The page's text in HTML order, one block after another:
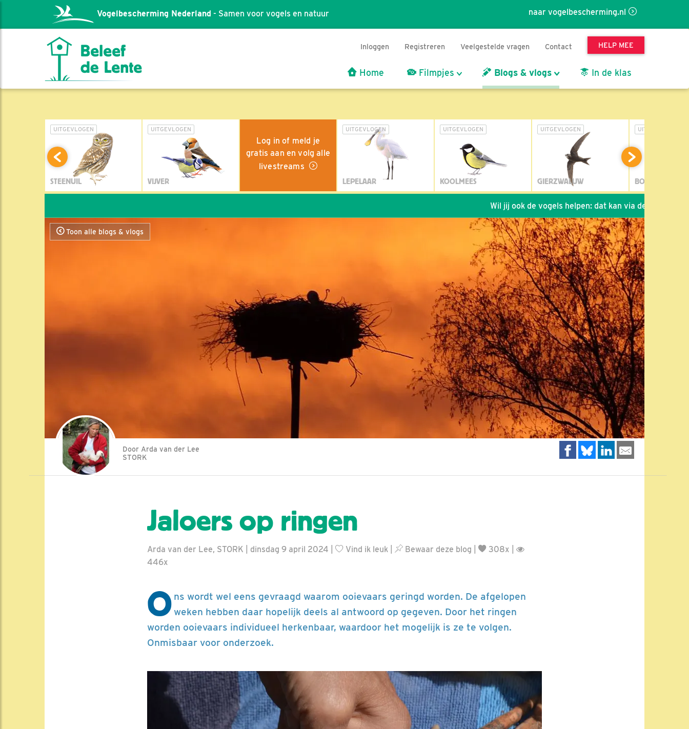
naar vogelbescherming.nl
Vogelbescherming Nederland - Samen voor vogels en natuur
Inloggen Registreren Veelgestelde vragen Contact HELP MEE
Home Filmpjes Blogs & vlogs In de klas
UITGEVLOGEN
STEENUIL
UITGEVLOGEN
VIJVER
Log in of meld je
gratis aan en volg alle
livestreams
UITGEVLOGEN
LEPELAAR
UITGEVLOGEN
KOOLMEES
UITGEVLOGEN
GIERZWALUW
UITGEVLOGEN
BOSUIL
Wil jij ook de vogels helpen: dat kan via de link! *
Toon alle blogs & vlogs
Door Arda van der Lee
STORK
Jaloers op ringen
Arda van der Lee, STORK | dinsdag 9 april 2024 | Vind ik leuk Bewaar deze blog
308x |
446x
O ns wordt wel eens gevraagd waarom ooievaars geringd worden. De afgelopen
weken hebben daar hopelijk deels al antwoord op gegeven. Door het ringen
worden ooievaars individueel herkenbaar, waardoor het mogelijk is ze te volgen.
Onmisbaar voor onderzoek.